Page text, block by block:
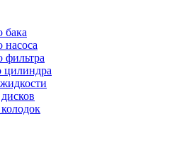
бака
насоса
фильтра
цилиндра